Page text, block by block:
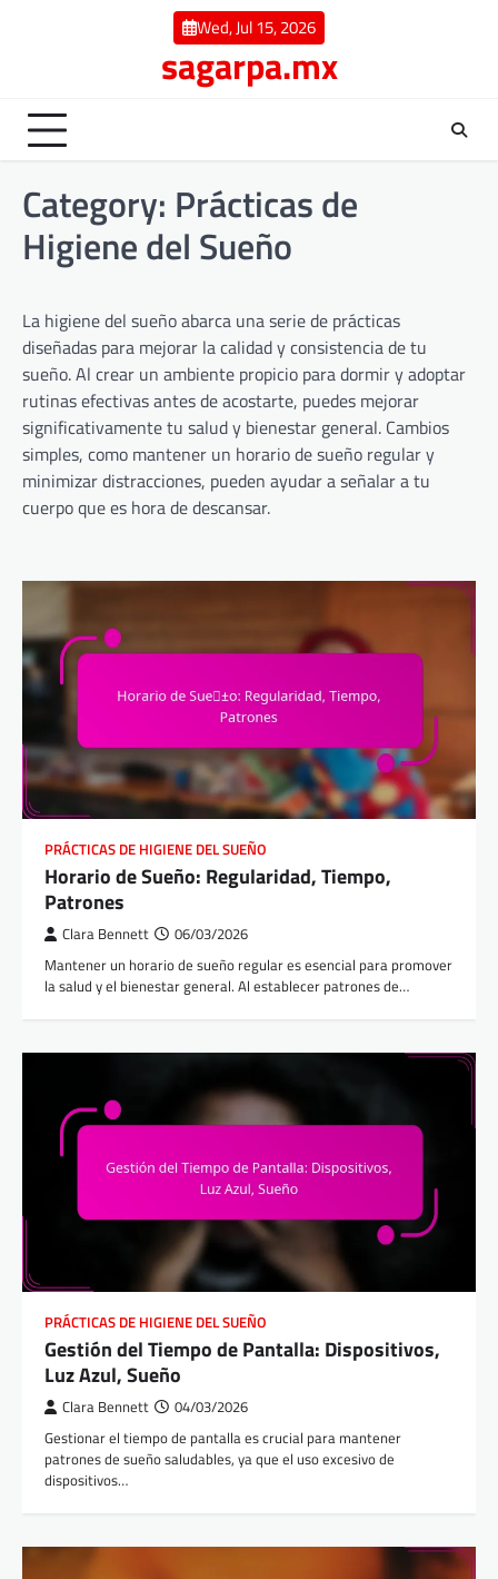
Wed, Jul 15, 2026
sagarpa.mx
Category: Prácticas de
Higiene del Sueño
La higiene del sueño abarca una serie de prácticas
diseñadas para mejorar la calidad y consistencia de tu
sueño. Al crear un ambiente propicio para dormir y adoptar
rutinas efectivas antes de acostarte, puedes mejorar
significativamente tu salud y bienestar general. Cambios
simples, como mantener un horario de sueño regular y
minimizar distracciones, pueden ayudar a señalar a tu
cuerpo que es hora de descansar.
PRÁCTICAS DE HIGIENE DEL SUEÑO
Horario de Sueño: Regularidad, Tiempo,
Patrones
Clara Bennett 06/03/2026
Mantener un horario de sueño regular es esencial para promover
la salud y el bienestar general. Al establecer patrones de…
PRÁCTICAS DE HIGIENE DEL SUEÑO
Gestión del Tiempo de Pantalla: Dispositivos,
Luz Azul, Sueño
Clara Bennett 04/03/2026
Gestionar el tiempo de pantalla es crucial para mantener
patrones de sueño saludables, ya que el uso excesivo de
dispositivos…